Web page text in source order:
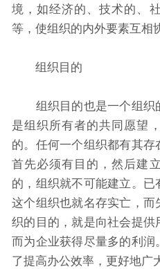
境，如经济的、技术的、
等，使组织的内外要素互相
组织目的
组织目的也是一个组织
是组织所有者的共同愿望
的。任何一个组织都有其存
首先必须有目的，然后建
的，组织就不可能建立。已
这个组织也就名存实亡，
织的目的，就是向社会提
而为企业获得尽量多的利
了提高办公效率，更好地广